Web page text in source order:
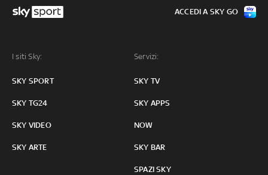
I siti Sky:
SKY SPORT
SKY TG24
SKY VIDEO
SKY ARTE
Servizi:
SKY TV
SKY APPS
NOW
SKY BAR
SPAZI SKY
ACCEDI A SKY GO